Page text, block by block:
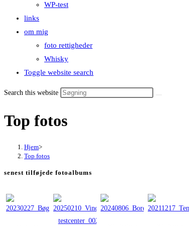
WP-test
links
om mig
foto rettigheder
Whisky
Toggle website search
Search this website
Top fotos
Hjem>
Top fotos
senest tilføjede fotoalbums